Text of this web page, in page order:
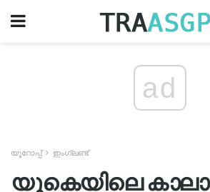
ad
യൂറോപ്പ് ഇംഗ്ലണ്ട്
യുകെയിലെ